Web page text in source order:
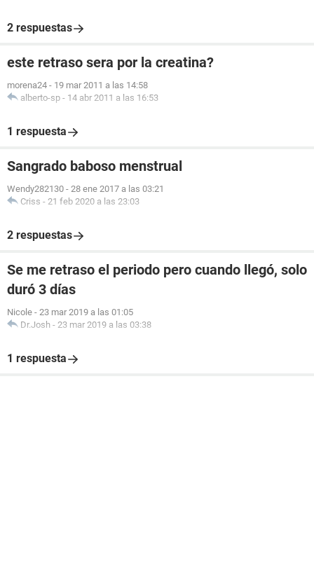
2 respuestas
este retraso sera por la creatina?
morena24 - 19 mar 2011 a las 14:58
alberto-sp - 14 abr 2011 a las 16:53
1 respuesta
Sangrado baboso menstrual
Wendy282130 - 28 ene 2017 a las 03:21
Criss - 21 feb 2020 a las 23:03
2 respuestas
Se me retraso el periodo pero cuando llegó, solo
duró 3 días
Nicole - 23 mar 2019 a las 01:05
Dr.Josh - 23 mar 2019 a las 03:38
1 respuesta